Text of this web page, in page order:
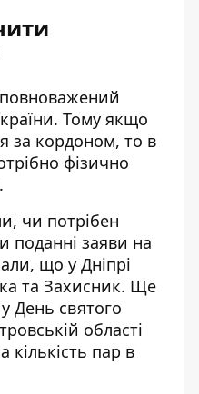
Тому якщо
за кордоном, то в
фізично
чи потрібен
поданні заяви на
що у Дніпрі
та Захисник. Ще
День святого
області
пар в